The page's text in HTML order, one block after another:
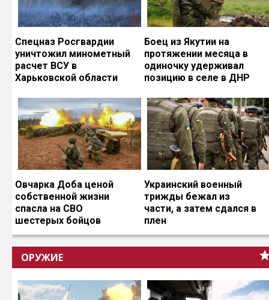
Спецназ Росгвардии
уничтожил минометный
расчет ВСУ в
Харьковской области
Боец из Якутии на
протяжении месяца в
одиночку удерживал
позицию в селе в ДНР
Овчарка Доба ценой
собственной жизни
спасла на СВО
шестерых бойцов
Украинский военный
трижды бежал из
части, а затем сдался в
плен
ОРУЖИЕ